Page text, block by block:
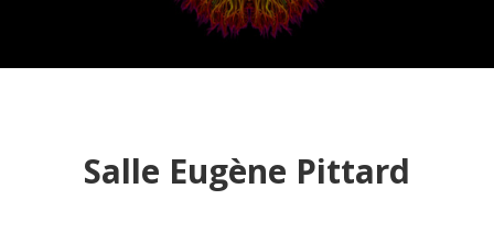
Salle Eugène Pittard